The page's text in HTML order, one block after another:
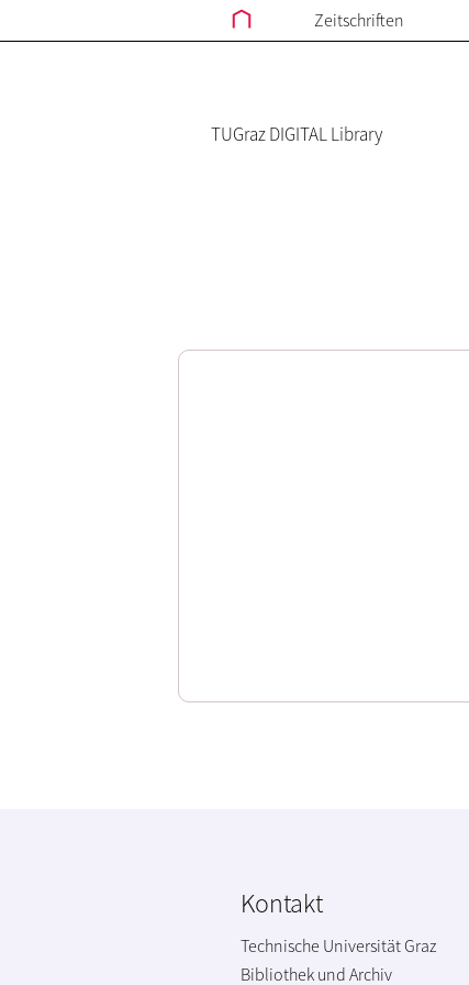
Zeitschriften
TUGraz DIGITAL Library
Kontakt
Technische Universität Graz
Bibliothek und Archiv